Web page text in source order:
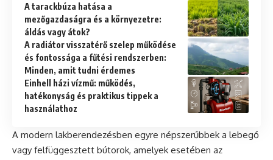
A tarackbúza hatása a
mezőgazdaságra és a környezetre:
áldás vagy átok?
A radiátor visszatérő szelep működése
és fontossága a fűtési rendszerben:
Minden, amit tudni érdemes
Einhell házi vízmű: működés,
hatékonyság és praktikus tippek a
használathoz
A modern lakberendezésben egyre népszerűbbek a lebegő
vagy felfüggesztett bútorok, amelyek esetében az